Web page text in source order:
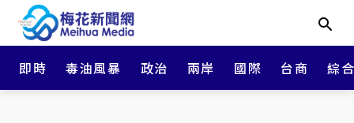
即時 毒油風暴 政治 兩岸 國際 台商 綜